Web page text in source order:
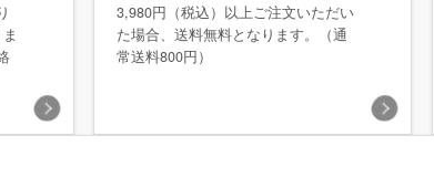
3,980円（税込）以上ご注文いただい
た場合、送料無料となります。（通
常送料800円）